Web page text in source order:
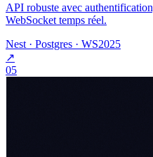
API robuste avec
WebSocket temps réel.
Nest · Postgres · WS2025
↗
05